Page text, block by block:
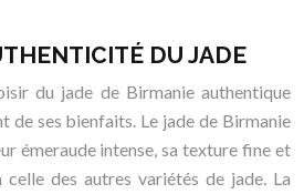
DU JADE
du jade de Birmanie authentique
de ses bienfaits. Le jade de Birmanie
émeraude intense, sa texture fine et
celle des autres variétés de jade. La